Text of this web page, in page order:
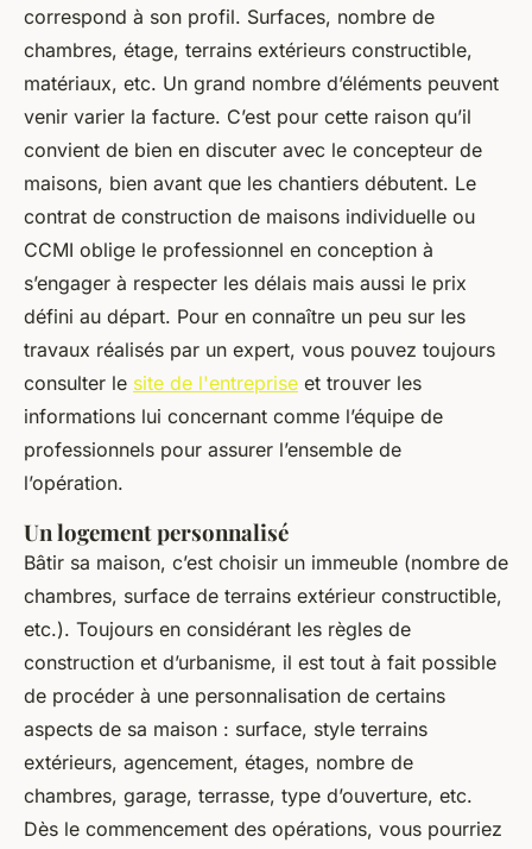
correspond à son profil. Surfaces, nombre de
chambres, étage, terrains extérieurs constructible,
matériaux, etc. Un grand nombre d’éléments peuvent
venir varier la facture. C’est pour cette raison qu’il
convient de bien en discuter avec le concepteur de
maisons, bien avant que les chantiers débutent. Le
contrat de construction de maisons individuelle ou
CCMI oblige le professionnel en conception à
s’engager à respecter les délais mais aussi le prix
défini au départ. Pour en connaître un peu sur les
travaux réalisés par un expert, vous pouvez toujours
consulter le site de l'entreprise et trouver les
informations lui concernant comme l’équipe de
professionnels pour assurer l’ensemble de
l’opération.
Un logement personnalisé
Bâtir sa maison, c’est choisir un immeuble (nombre de
chambres, surface de terrains extérieur constructible,
etc.). Toujours en considérant les règles de
construction et d’urbanisme, il est tout à fait possible
de procéder à une personnalisation de certains
aspects de sa maison : surface, style terrains
extérieurs, agencement, étages, nombre de
chambres, garage, terrasse, type d’ouverture, etc.
Dès le commencement des opérations, vous pourriez